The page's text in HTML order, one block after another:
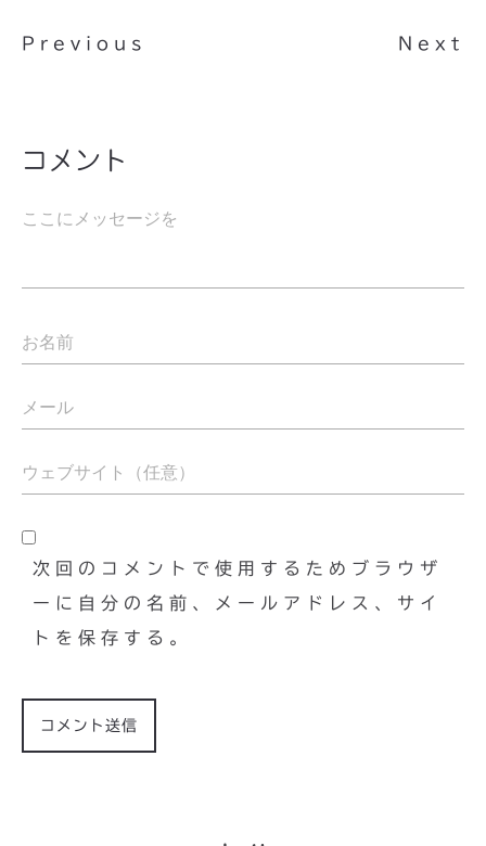
Previous Next
コメント
次回のコメントで使用するためブラウザ
ーに自分の名前、メールアドレス、サイ
トを保存する。